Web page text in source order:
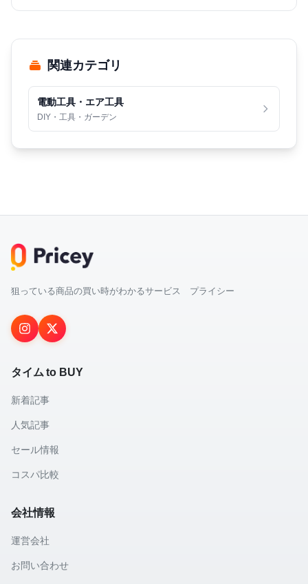
関連カテゴリ
電動工具・エア工具
DIY・工具・ガーデン
狙っている商品の買い時がわかるサービス プライシー
タイム to BUY
新着記事
人気記事
セール情報
コスパ比較
会社情報
運営会社
お問い合わせ